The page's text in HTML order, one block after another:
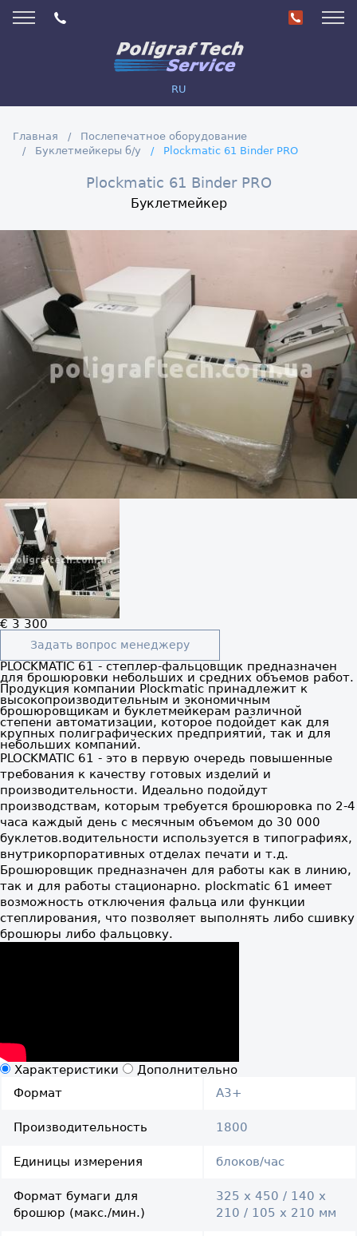
RU
Главная
Послепечатное оборудование
Буклетмейкеры б/у
Plockmatic 61 Binder PRO
Plockmatic 61 Binder PRO
Буклетмейкер
€ 3 300
Задать вопрос менеджеру
PLOCKMATIC 61 - степлер-фальцовщик предназначен
для брошюровки небольших и средних объемов работ.
Продукция компании Plockmatic принадлежит к
высокопроизводительным и экономичным
брошюровщикам и буклетмейкерам различной
степени автоматизации, которое подойдет как для
крупных полиграфических предприятий, так и для
небольших компаний.
PLOCKMATIC 61 - это в первую очередь повышенные
требования к качеству готовых изделий и
производительности. Идеально подойдут
производствам, которым требуется брошюровка по 2-4
часа каждый день с месячным объемом до 30 000
буклетов.водительности используется в типографиях,
внутрикорпоративных отделах печати и т.д.
Брошюровщик предназначен для работы как в линию,
так и для работы стационарно. plockmatic 61 имеет
возможность отключения фальца или функции
степлирования, что позволяет выполнять либо сшивку
брошюры либо фальцовку.
Характеристики
Дополнительно
Формат
A3+
Производительность 1800
Единицы измерения блоков/час
Формат бумаги для
брошюр (макс./мин.)
325 х 450 / 140 х
210 / 105 х 210 мм